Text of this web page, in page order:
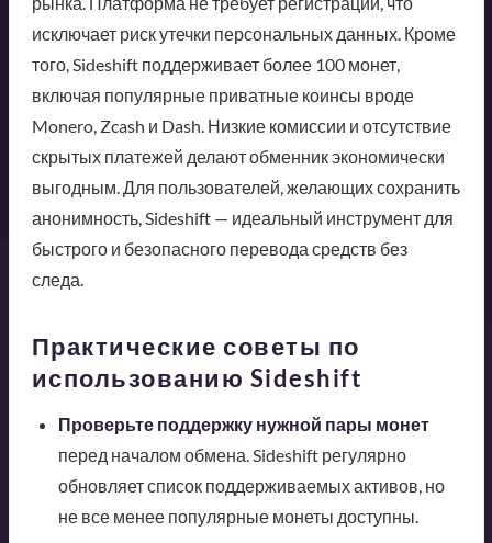
исключает риск утечки персональных данных. Кроме
того, Sideshift поддерживает более 100 монет,
включая популярные приватные коинсы вроде
Monero, Zcash и Dash. Низкие комиссии и отсутствие
скрытых платежей делают обменник экономически
выгодным. Для пользователей, желающих сохранить
анонимность, Sideshift — идеальный инструмент для
быстрого и безопасного перевода средств без
следа.
Практические советы по
использованию Sideshift
Проверьте поддержку нужной пары монет
перед началом обмена. Sideshift регулярно
обновляет список поддерживаемых активов, но
не все менее популярные монеты доступны.